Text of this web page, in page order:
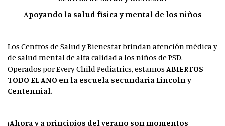
Apoyando la salud física y mental de los niños
Los Centros de Salud y Bienestar brindan atención médica y
de salud mental de alta calidad a los niños de PSD.
Operados por Every Child Pediatrics, estamosABIERTOS
TODO EL AÑO en la escuela secundaria Lincoln y
Centennial.
¡Ahora y a principios del verano son momentos